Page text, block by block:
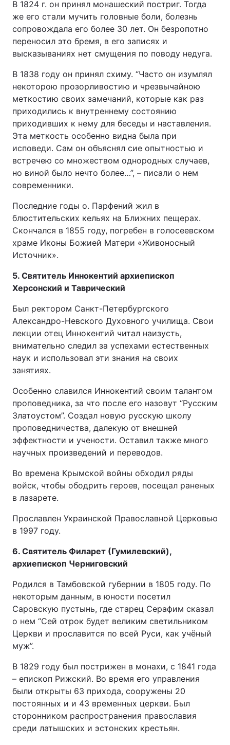
В 1824 г. он принял монашеский постриг. Тогда
же его стали мучить головные боли, болезнь
сопровождала его более 30 лет. Он безропотно
переносил это бремя, в его записях и
высказываниях нет смущения по поводу недуга.
В 1838 году он принял схиму. “Часто он изумлял
некоторою прозорливостию и чрезвычайною
меткостию своих замечаний, которые как раз
приходились к внутреннему состоянию
приходивших к нему для беседы и наставления.
Эта меткость особенно видна была при
исповеди. Сам он объяснял сие опытностью и
встречею со множеством однородных случаев,
но виной было нечто более…”, – писали о нем
современники.
Последние годы о. Парфений жил в
блюстительских кельях на Ближних пещерах.
Скончался в 1855 году, погребен в голосеевском
храме Иконы Божией Матери «Живоносный
Источник».
5. Святитель Иннокентий архиепископ
Херсонский и Таврический
Был ректором Санкт-Петербургского
Александро-Невского Духовного училища. Свои
лекции отец Иннокентий читал наизусть,
внимательно следил за успехами естественных
наук и использовал эти знания на своих
занятиях.
Особенно славился Иннокентий своим талантом
проповедника, за что после его назовут “Русским
Златоустом”. Создал новую русскую школу
проповедничества, далекую от внешней
эффектности и учености. Оставил также много
научных произведений и переводов.
Во времена Крымской войны обходил ряды
войск, чтобы ободрить героев, посещал раненых
в лазарете.
Прославлен Украинской Православной Церковью
в 1997 году.
6. Святитель Филарет (Гумилевский),
архиепископ Черниговский
Родился в Тамбовской губернии в 1805 году. По
некоторым данным, в юности посетил
Саровскую пустынь, где старец Серафим сказал
о нем “Сей отрок будет великим светильником
Церкви и прославится по всей Руси, как учёный
муж”.
В 1829 году был пострижен в монахи, с 1841 года
– епископ Рижский. Во время его управления
были открыты 63 прихода, сооружены 20
постоянных и и 43 временных церкви. Был
сторонником распространения православия
среди латышских и эстонских крестьян.